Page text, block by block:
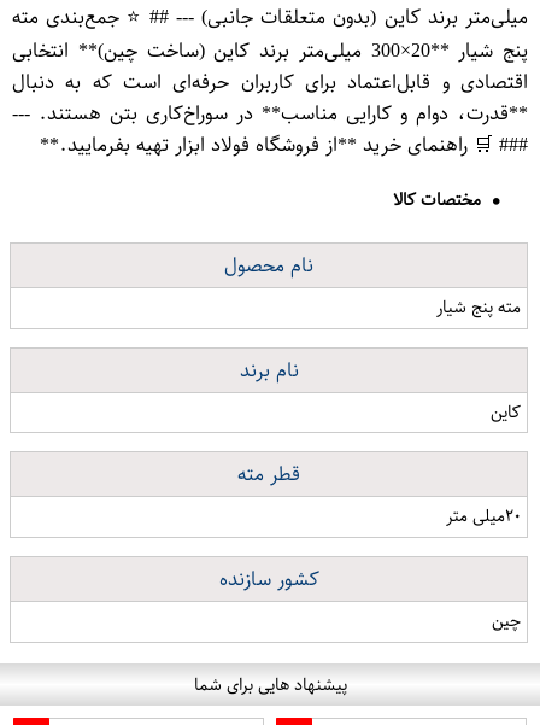
میلی‌متر برند کاین (بدون متعلقات جانبی) --- ## ⭐ جمع‌بندی مته
پنج شیار **20×300 میلی‌متر برند کاین (ساخت چین)** انتخابی
اقتصادی و قابل‌اعتماد برای کاربران حرفه‌ای است که به دنبال
**قدرت، دوام و کارایی مناسب** در سوراخ‌کاری بتن هستند. ---
### 🛒 راهنمای خرید **از فروشگاه فولاد ابزار تهیه بفرمایید.**
مختصات کالا
نام محصول
مته پنج شیار
نام برند
کاین
قطر مته
۲۰میلی متر
کشور سازنده
چین
پیشنهاد هایی برای شما